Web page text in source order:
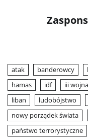
atak banderowcy
hamas
idf iii
liban
ludobójstwo
nowy porządek świata
państwo terrorystyczne